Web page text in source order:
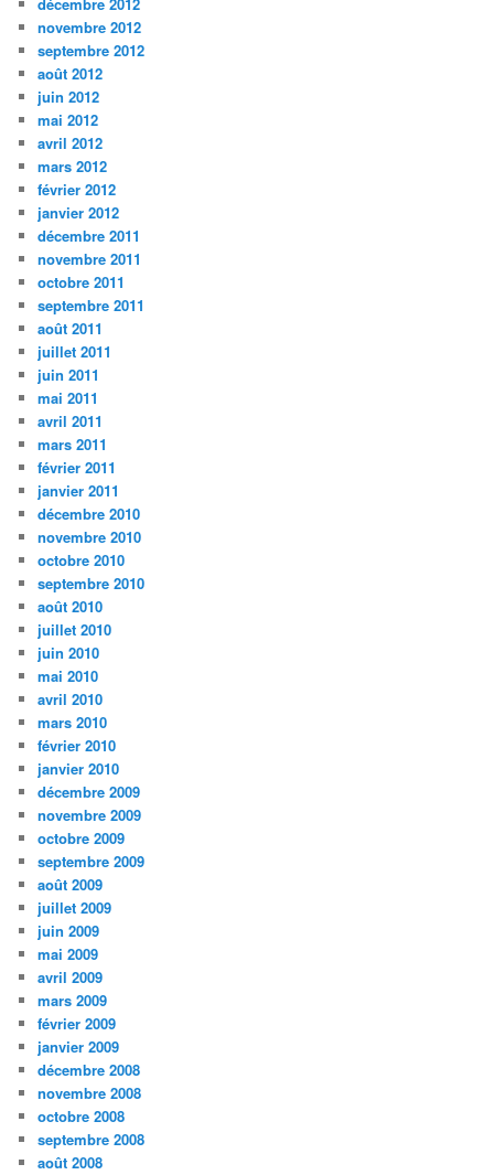
novembre 2012
septembre 2012
août 2012
juin 2012
mai 2012
avril 2012
mars 2012
février 2012
janvier 2012
décembre 2011
novembre 2011
octobre 2011
septembre 2011
août 2011
juillet 2011
juin 2011
mai 2011
avril 2011
mars 2011
février 2011
janvier 2011
décembre 2010
novembre 2010
octobre 2010
septembre 2010
août 2010
juillet 2010
juin 2010
mai 2010
avril 2010
mars 2010
février 2010
janvier 2010
décembre 2009
novembre 2009
octobre 2009
septembre 2009
août 2009
juillet 2009
juin 2009
mai 2009
avril 2009
mars 2009
février 2009
janvier 2009
décembre 2008
novembre 2008
octobre 2008
septembre 2008
août 2008